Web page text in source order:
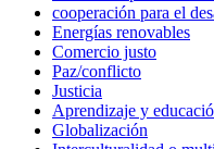
cooperación para el
Energías renovables
Comercio justo
Paz/conflicto
Justicia
Aprendizaje y
Globalización